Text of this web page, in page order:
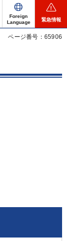
Foreign
Language
緊急情報
ページ番号：65906